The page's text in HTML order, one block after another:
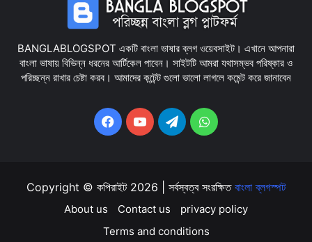
BANGLABLOGSPOT একটি বাংলা ভাষার ব্লগ ওয়েবসাইট। এখানে আপনারা
বাংলা ভাষায় বিভিন্ন ধরনের আর্টিকেল পাবেন। সাইটটি আমরা যথাসম্ভব পরিষ্কার ও
পরিচ্ছন্ন রাখার চেষ্টা করব। আমাদের কন্টেন্ট গুলো ভালো লাগলে কমেন্ট করে জানাবেন
Facebook
YouTubeTelegramWhatsApp
Copyright © কপিরাইট 2026 | সর্বস্বত্ব সংরক্ষিত বাংলা ব্লগস্পট
About us Contact us
privacy policy
Terms and conditions